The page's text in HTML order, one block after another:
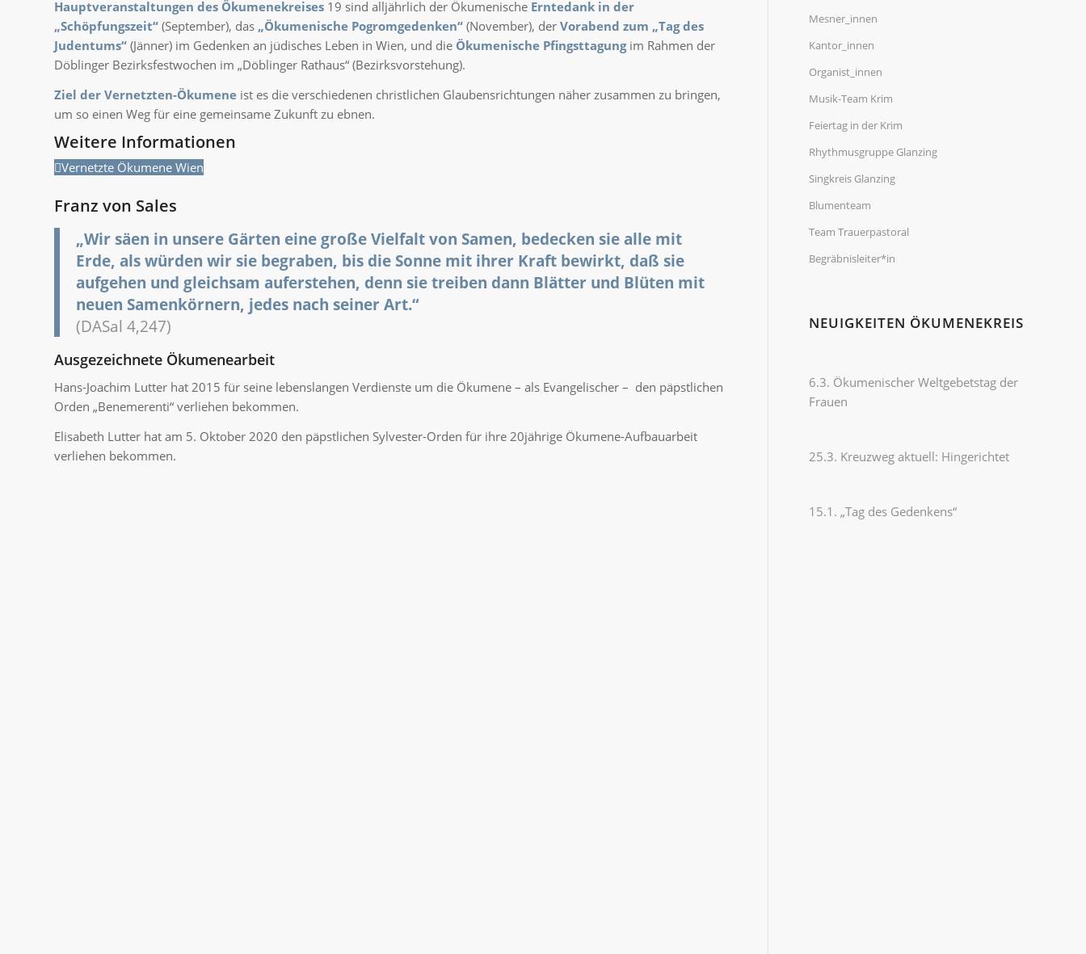
Hauptveranstaltungen des Ökumenekreises 19 sind alljährlich der Ökumenische Erntedank in der
„Schöpfungszeit“ (September), das „Ökumenische Pogromgedenken“ (November), der Vorabend zum „Tag des
Judentums“ (Jänner) im Gedenken an jüdisches Leben in Wien, und die Ökumenische Pfingsttagungim Rahmen der
Döblinger Bezirksfestwochen im „Döblinger Rathaus“ (Bezirksvorstehung).
Ziel der Vernetzten-Ökumene ist es die verschiedenen christlichen Glaubensrichtungen näher zusammen zu bringen,
um so einen Weg für eine gemeinsame Zukunft zu ebnen.
Weitere Informationen
Vernetzte Ökumene Wien
Franz von Sales
„Wir säen in unsere Gärten eine große Vielfalt von Samen, bedecken sie alle mit
Erde, als würden wir sie begraben, bis die Sonne mit ihrer Kraft bewirkt, daß sie
aufgehen und gleichsam auferstehen, denn sie treiben dann Blätter und Blüten mit
neuen Samenkörnern, jedes nach seiner Art.“
(DASal 4,247)
Ausgezeichnete Ökumenearbeit
Hans-Joachim Lutter hat 2015 für seine lebenslangen Verdienste um die Ökumene – als Evangelischer – den päpstlichen
Orden „Benemerenti“ verliehen bekommen.
Elisabeth Lutter hat am 5. Oktober 2020 den päpstlichen Sylvester-Orden für ihre 20jährige Ökumene-Aufbauarbeit
verliehen bekommen.
Mesner_innen
Kantor_innen
Organist_innen
Musik-Team Krim
Feiertag in der Krim
Rhythmusgruppe Glanzing
Singkreis Glanzing
Blumenteam
Team Trauerpastoral
Begräbnisleiter*in
NEUIGKEITEN ÖKUMENEKREIS
6.3. Ökumenischer Weltgebetstag der
Frauen
25.3. Kreuzweg aktuell: Hingerichtet
15.1. „Tag des Gedenkens“